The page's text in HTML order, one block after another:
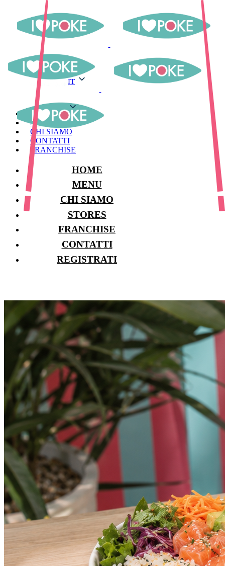
IT
MENU
STORES
CHI SIAMO
CONTATTI
FRANCHISE
HOME
MENU
CHI SIAMO
STORES
FRANCHISE
CONTATTI
REGISTRATI